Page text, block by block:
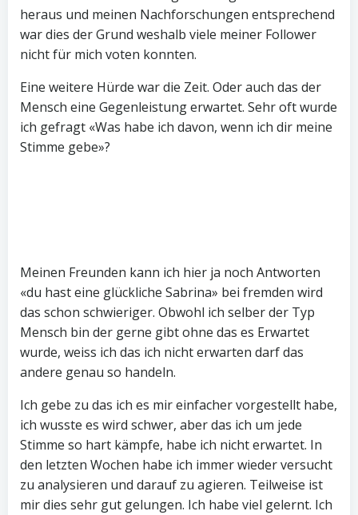
heraus und meinen Nachforschungen entsprechend
war dies der Grund weshalb viele meiner Follower
nicht für mich voten konnten.
Eine weitere Hürde war die Zeit. Oder auch das der
Mensch eine Gegenleistung erwartet. Sehr oft wurde
ich gefragt «Was habe ich davon, wenn ich dir meine
Stimme gebe»?
Meinen Freunden kann ich hier ja noch Antworten
«du hast eine glückliche Sabrina» bei fremden wird
das schon schwieriger. Obwohl ich selber der Typ
Mensch bin der gerne gibt ohne das es Erwartet
wurde, weiss ich das ich nicht erwarten darf das
andere genau so handeln.
Ich gebe zu das ich es mir einfacher vorgestellt habe,
ich wusste es wird schwer, aber das ich um jede
Stimme so hart kämpfe, habe ich nicht erwartet. In
den letzten Wochen habe ich immer wieder versucht
zu analysieren und darauf zu agieren. Teilweise ist
mir dies sehr gut gelungen. Ich habe viel gelernt. Ich